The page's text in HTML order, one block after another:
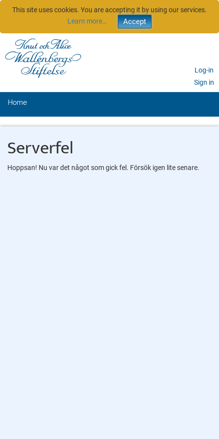
This site uses cookies. You are accepting it by using our services.
Learn more…
Log-in
Sign in
Home
Serverfel
Hoppsan! Nu var det något som gick fel. Försök igen lite senare.